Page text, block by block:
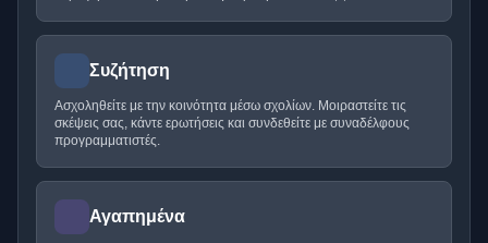
Συζήτηση
Ασχοληθείτε με την κοινότητα μέσω σχολίων. Μοιραστείτε τις
σκέψεις σας, κάντε ερωτήσεις και συνδεθείτε με συναδέλφους
προγραμματιστές.
Αγαπημένα